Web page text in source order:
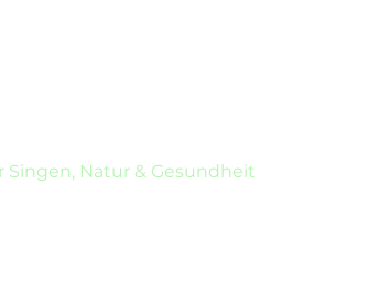
Singen, Natur & Gesundheit